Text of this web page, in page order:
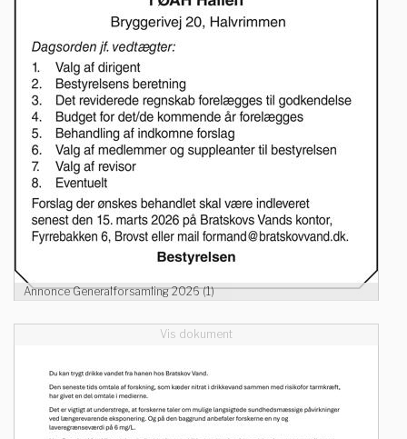
Annonce Generalforsamling 2026 (1)
Vis dokument